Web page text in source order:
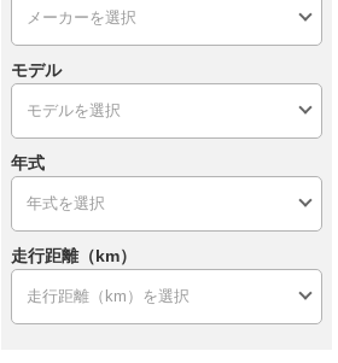
モデル
年式
走行距離（km）